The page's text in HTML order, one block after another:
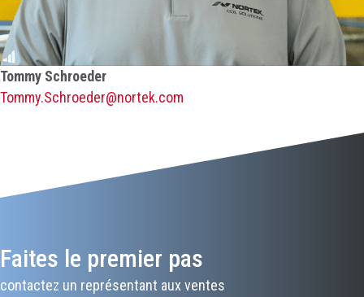
Tommy Schroeder
Tommy.Schroeder@nortek.com
Faites le premier pas
contactez un représentant aux ventes